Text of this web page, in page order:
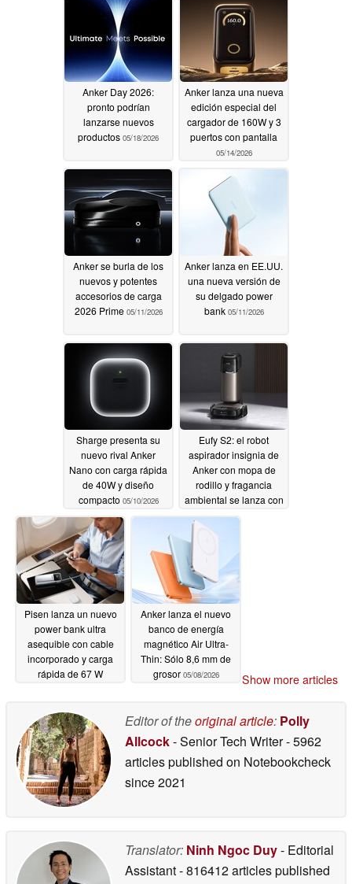
Anker Day 2026:
pronto podrían
lanzarse nuevos
productos 05/18/2026
Anker lanza una nueva
edición especial del
cargador de 160W y 3
puertos con pantalla
05/14/2026
Anker se burla de los
nuevos y potentes
accesorios de carga
2026 Prime 05/11/2026
Anker lanza en EE.UU.
una nueva versión de
su delgado power
bank 05/11/2026
Sharge presenta su
nuevo rival Anker
Nano con carga rápida
de 40W y diseño
compacto 05/10/2026
Eufy S2: el robot
aspirador insignia de
Anker con mopa de
rodillo y fragancia
ambiental se lanza con
regalo05/08/2026
Pisen lanza un nuevo
power bank ultra
asequible con cable
incorporado y carga
rápida de 67 W
Anker lanza el nuevo
banco de energía
magnético Air Ultra-
Thin: Sólo 8,6 mm de
grosor 05/08/2026 Show more articles
Editor of theoriginal article: Polly
Allcock- Senior Tech Writer- 5962
articles published on Notebookcheck
since 2021
Translator: Ninh Ngoc Duy- Editorial
Assistant- 816412 articles published